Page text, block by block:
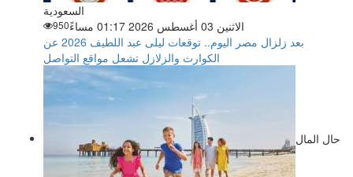
السعودية
الاثنين 03 أغسطس 2026 01:17 مساءً
950
بعد زلزال مصر اليوم.. توقعات ليلى عبد اللطيف 2026 عن
الكوارث والزلازل تشعل مواقع التواصل
حال المال